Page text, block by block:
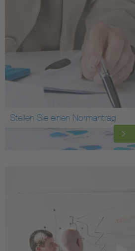
Stellen Sie einen Normantrag